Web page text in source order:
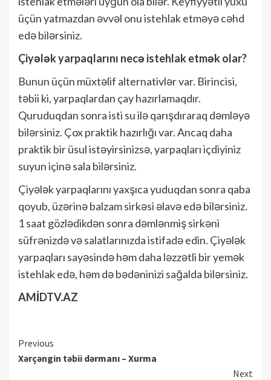
üçün yatmazdan əvvəl onu istehlak etməyə cəhd
edə bilərsiniz.
Çiyələk yarpaqlarını necə istehlak etmək olar?
Bunun üçün müxtəlif alternativlər var. Birincisi,
təbii ki, yarpaqlardan çay hazırlamaqdır.
Quruduqdan sonra isti su ilə qarışdıraraq dəmləyə
bilərsiniz. Çox praktik hazırlığı var. Ancaq daha
praktik bir üsul istəyirsinizsə, yarpaqları içdiyiniz
suyun içinə sala bilərsiniz.
Çiyələk yarpaqlarını yaxşıca yuduqdan sonra qaba
qoyub, üzərinə balzam sirkəsi əlavə edə bilərsiniz.
1 saat gözlədikdən sonra dəmlənmiş sirkəni
süfrənizdə və salatlarınızda istifadə edin. Çiyələk
yarpaqları sayəsində həm daha ləzzətli bir yemək
istehlak edə, həm də bədəninizi sağalda bilərsiniz.
AMİDTV.AZ
Continue
Reading
Previous
Xərçəngin təbii dərmanı – Xurma
Next